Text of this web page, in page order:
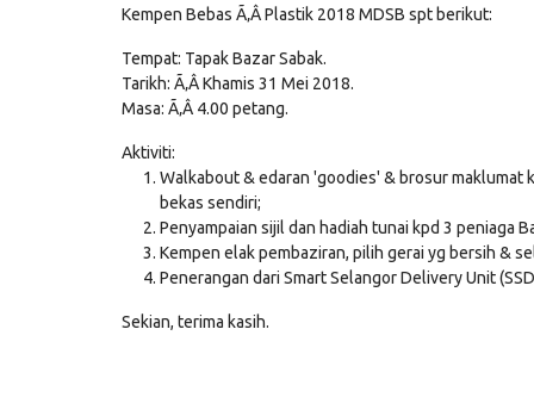
Kempen Bebas Ã‚Â Plastik 2018 MDSB spt berikut:
Tempat: Tapak Bazar Sabak.
Tarikh: Ã‚Â Khamis 31 Mei 2018.
Masa: Ã‚Â 4.00 petang.
Aktiviti:
Walkabout & edaran 'goodies' & brosur maklumat
bekas sendiri;
Penyampaian sijil dan hadiah tunai kpd 3 peniaga
Kempen elak pembaziran, pilih gerai yg bersih &
Penerangan dari Smart Selangor Delivery Unit
Sekian, terima kasih.